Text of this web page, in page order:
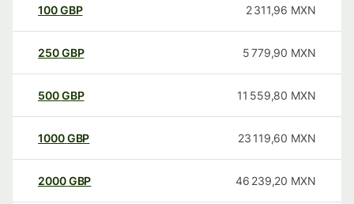
100GBP 2 311,96 MXN
250GBP 5 779,90 MXN
500GBP 11 559,80 MXN
1000GBP 23 119,60 MXN
2000GBP 46 239,20 MXN